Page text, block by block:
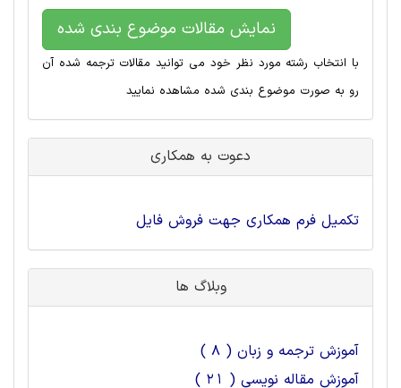
نمایش مقالات موضوع بندی شده
با انتخاب رشته مورد نظر خود می توانید مقالات ترجمه شده آن
رو به صورت موضوع بندی شده مشاهده نمایید
دعوت به همکاری
تکمیل فرم همکاری جهت فروش فایل
وبلاگ ها
آموزش ترجمه و زبان ( 8 )
آموزش مقاله نویسی ( 21 )